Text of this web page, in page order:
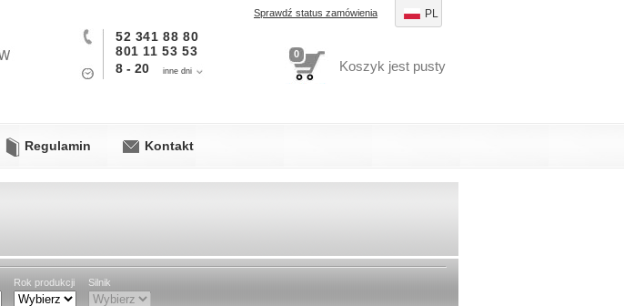
Sprawdź status zamówienia
52 341 88 80
801 11 53 53
8 - 20
inne dni
PL
0
Koszyk jest pusty
Regulamin Kontakt
Rok produkcji Silnik